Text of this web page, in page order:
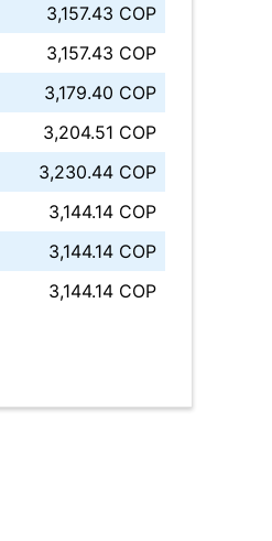
3,157.43 COP
3,157.43 COP
3,179.40 COP
3,204.51 COP
3,230.44 COP
3,144.14 COP
3,144.14 COP
3,144.14 COP